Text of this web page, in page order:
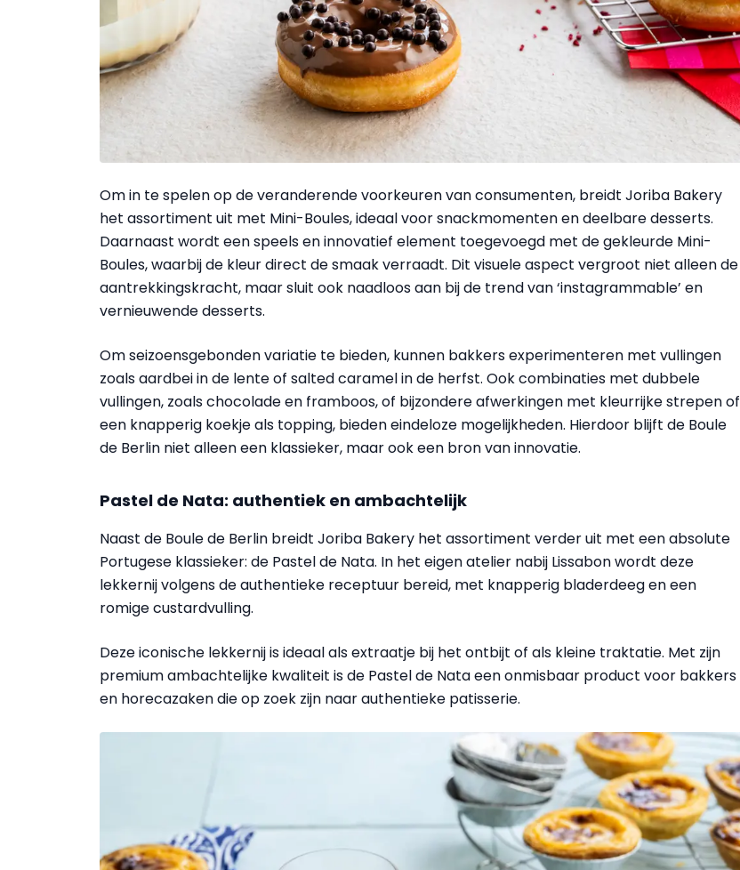
Om in te spelen op de veranderende voorkeuren van consumenten, breidt Joriba Bakery
het assortiment uit met Mini-Boules, ideaal voor snackmomenten en deelbare desserts.
Daarnaast wordt een speels en innovatief element toegevoegd met de gekleurde Mini-
Boules, waarbij de kleur direct de smaak verraadt. Dit visuele aspect vergroot niet alleen de
aantrekkingskracht, maar sluit ook naadloos aan bij de trend van ‘instagrammable’ en
vernieuwende desserts.
Om seizoensgebonden variatie te bieden, kunnen bakkers experimenteren met vullingen
zoals aardbei in de lente of salted caramel in de herfst. Ook combinaties met dubbele
vullingen, zoals chocolade en framboos, of bijzondere afwerkingen met kleurrijke strepen of
een knapperig koekje als topping, bieden eindeloze mogelijkheden. Hierdoor blijft de Boule
de Berlin niet alleen een klassieker, maar ook een bron van innovatie.
Pastel de Nata: authentiek en ambachtelijk
Naast de Boule de Berlin breidt Joriba Bakery het assortiment verder uit met een absolute
Portugese klassieker: de Pastel de Nata. In het eigen atelier nabij Lissabon wordt deze
lekkernij volgens de authentieke receptuur bereid, met knapperig bladerdeeg en een
romige custardvulling.
Deze iconische lekkernij is ideaal als extraatje bij het ontbijt of als kleine traktatie. Met zijn
premium ambachtelijke kwaliteit is de Pastel de Nata een onmisbaar product voor bakkers
en horecazaken die op zoek zijn naar authentieke patisserie.